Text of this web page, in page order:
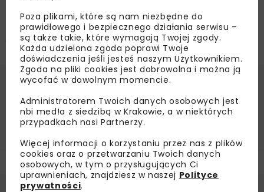
Zarezerwuj swoje miejsce (wstęp bezpłatny):
Rakiety 2026 - Evenea.pl
Magdalena Miczulis
Poza plikami, które są nam niezbędne do
prawidłowego i bezpiecznego działania serwisu –
są także takie, które wymagają Twojej zgody.
Każda udzielona zgoda poprawi Twoje
doświadczenia jeśli jesteś naszym Użytkownikiem.
Zgoda na pliki cookies jest dobrowolna i można ją
wycofać w dowolnym momencie.
Administratorem Twoich danych osobowych jest
nbi med!a z siedzibą w Krakowie, a w niektórych
przypadkach nasi Partnerzy.
Więcej informacji o korzystaniu przez nas z plików
cookies oraz o przetwarzaniu Twoich danych
osobowych, w tym o przysługujących Ci
uprawnieniach, znajdziesz w naszej Polityce
prywatności.